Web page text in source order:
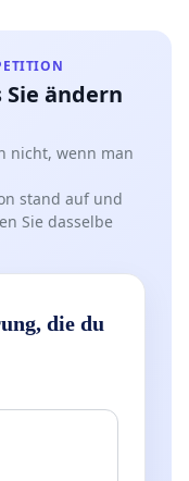
Sie ändern
nicht, wenn man
stand auf und
Sie dasselbe
die du